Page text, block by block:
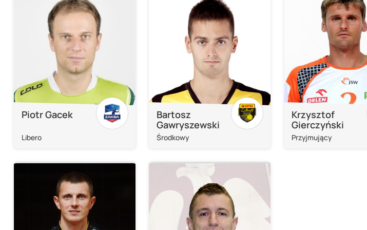
Piotr Gacek
Libero
Bartosz
Gawryszewski
Środkowy
Krzysztof
Gierczyński
Przyjmujący